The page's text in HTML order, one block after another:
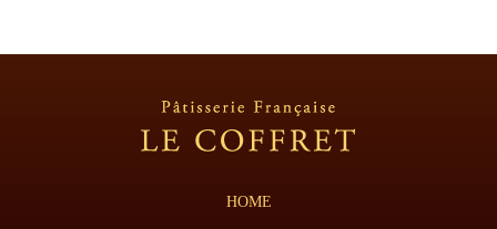
HOME